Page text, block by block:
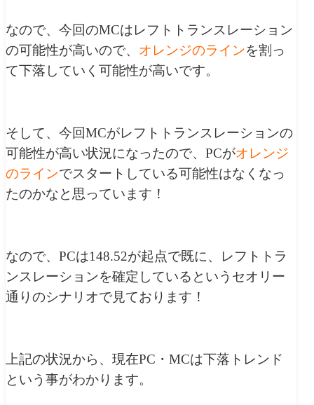
なので、今回のMCはレフトトランスレーション
の可能性が高いので、 オレンジのラインを割っ
て下落していく可能性が高いです。
そして、今回MCがレフトトランスレーションの
可能性が高い状況になったので、PCがオレンジ
のラインでスタートしている可能性はなくなっ
たのかなと思っています！
なので、PCは148.52が起点で既に、レフトトラ
ンスレーションを確定しているというセオリー
通りのシナリオで見ております！
上記の状況から、現在PC・MCは下落トレンド
という事がわかります。